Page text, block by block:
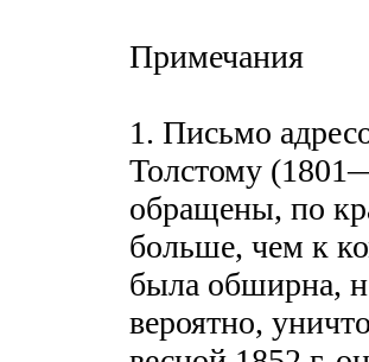
Примечания
1. Письмо
Толстому
обращены, по
больше, чем к
была обширна,
вероятно,